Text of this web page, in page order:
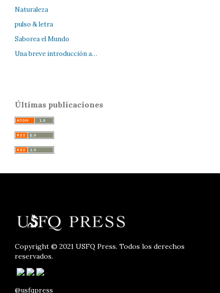
Naturaleza
pulso & letra
Saborea el Mundo
Una breve introducción a…
Últimas publicaciones
Copyright © 2021 USFQ Press. Todos los derechos
reservados.
@usfqpress